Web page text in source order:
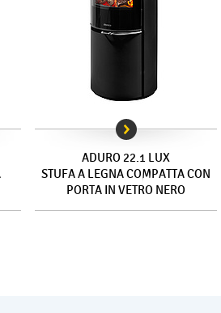
ADURO 22.1 LUX
STUFA A LEGNA COMPATTA CON
PORTA IN VETRO NERO